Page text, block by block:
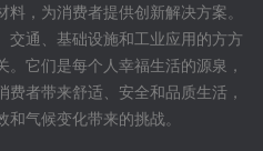
，为消费者提供创新解决方案。
交通、基础设施和工业应用的方方
它们是每个人幸福生活的源泉，
者带来舒适、安全和品质生活，
气候变化带来的挑战。